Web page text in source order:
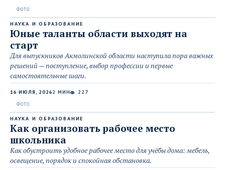
НАУКА И ОБРАЗОВАНИЕ
Юные таланты области выходят на
старт
Для выпускников Акмолинской области наступила пора важных
решений — поступление, выбор профессии и первые
самостоятельные шаги.
16 ИЮЛЯ, 20262 МИН👁 227
НАУКА И ОБРАЗОВАНИЕ
Как организовать рабочее место
школьника
Как обустроить удобное рабочее место для учёбы дома: мебель,
освещение, порядок и спокойная обстановка.